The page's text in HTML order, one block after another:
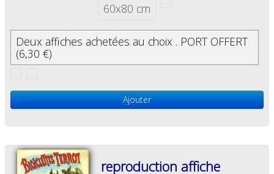
60x80 cm
Deux affiches achetées au choix . PORT OFFERT
(6,30 €)
Ajouter
reproduction affiche